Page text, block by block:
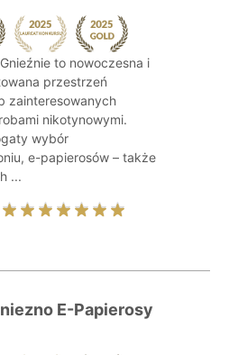
to nowoczesna i
przestrzeń
zainteresowanych
nikotynowymi.
wybór
e-papierosów – także
...
E-Papierosy